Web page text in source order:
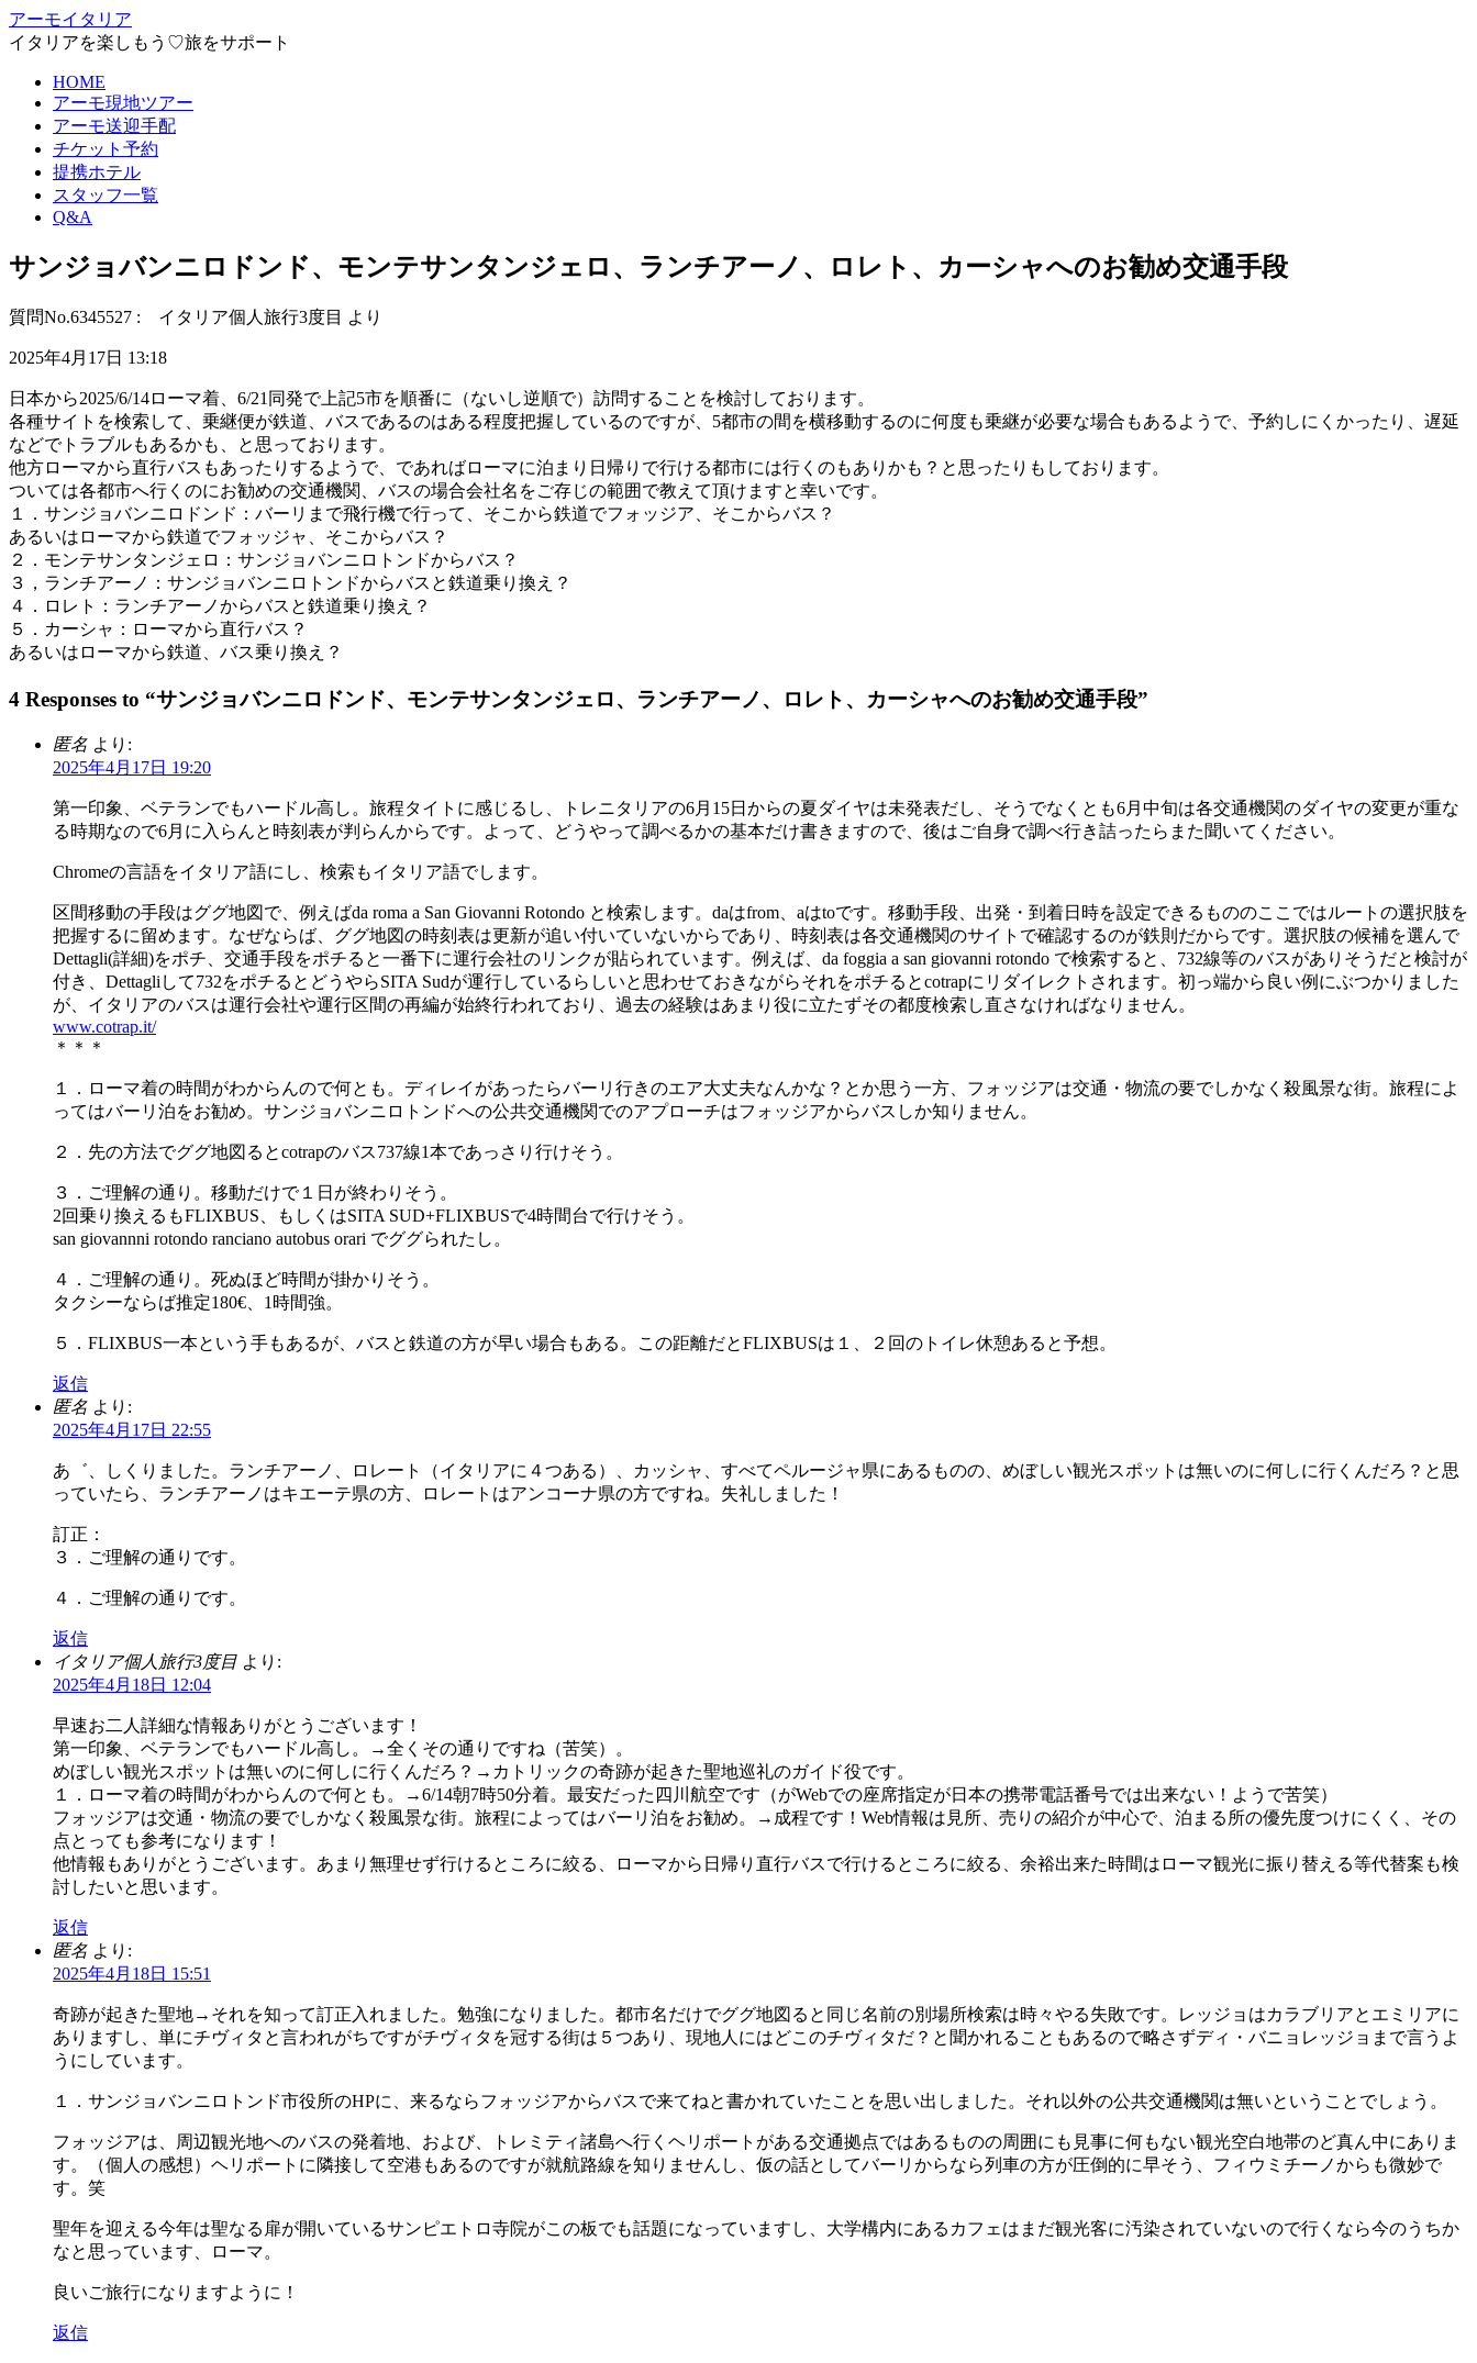
アーモイタリア
イタリアを楽しもう♡旅をサポート
HOME
アーモ現地ツアー
アーモ送迎手配
チケット予約
提携ホテル
スタッフ一覧
Q&A
サンジョバンニロドンド、モンテサンタンジェロ、ランチアーノ、ロレト、カーシャへのお勧め交通手段
質問No.6345527 : イタリア個人旅行3度目 より
2025年4月17日 13:18
日本から2025/6/14ローマ着、6/21同発で上記5市を順番に（ないし逆順で）訪問することを検討しております。
各種サイトを検索して、乗継便が鉄道、バスであるのはある程度把握しているのですが、5都市の間を横移動するのに何度も乗継が必要な場合もあるようで、予約しにくかったり、遅延
などでトラブルもあるかも、と思っております。
他方ローマから直行バスもあったりするようで、であればローマに泊まり日帰りで行ける都市には行くのもありかも？と思ったりもしております。
ついては各都市へ行くのにお勧めの交通機関、バスの場合会社名をご存じの範囲で教えて頂けますと幸いです。
１．サンジョバンニロドンド：バーリまで飛行機で行って、そこから鉄道でフォッジア、そこからバス？
あるいはローマから鉄道でフォッジャ、そこからバス？
２．モンテサンタンジェロ：サンジョバンニロトンドからバス？
３，ランチアーノ：サンジョバンニロトンドからバスと鉄道乗り換え？
４．ロレト：ランチアーノからバスと鉄道乗り換え？
５．カーシャ：ローマから直行バス？
あるいはローマから鉄道、バス乗り換え？
4 Responses to “サンジョバンニロドンド、モンテサンタンジェロ、ランチアーノ、ロレト、カーシャへのお勧め交通手段”
匿名 より:
2025年4月17日 19:20
第一印象、ベテランでもハードル高し。旅程タイトに感じるし、トレニタリアの6月15日からの夏ダイヤは未発表だし、そうでなくとも6月中旬は各交通機関のダイヤの変更が重な
る時期なので6月に入らんと時刻表が判らんからです。よって、どうやって調べるかの基本だけ書きますので、後はご自身で調べ行き詰ったらまた聞いてください。
Chromeの言語をイタリア語にし、検索もイタリア語でします。
区間移動の手段はググ地図で、例えばda roma a San Giovanni Rotondo と検索します。daはfrom、aはtoです。移動手段、出発・到着日時を設定できるもののここではルートの選択肢を
把握するに留めます。なぜならば、ググ地図の時刻表は更新が追い付いていないからであり、時刻表は各交通機関のサイトで確認するのが鉄則だからです。選択肢の候補を選んで
Dettagli(詳細)をポチ、交通手段をポチると一番下に運行会社のリンクが貼られています。例えば、da foggia a san giovanni rotondo で検索すると、732線等のバスがありそうだと検討が
付き、Dettagliして732をポチるとどうやらSITA Sudが運行しているらしいと思わせておきながらそれをポチるとcotrapにリダイレクトされます。初っ端から良い例にぶつかりました
が、イタリアのバスは運行会社や運行区間の再編が始終行われており、過去の経験はあまり役に立たずその都度検索し直さなければなりません。
www.cotrap.it/
＊＊＊
１．ローマ着の時間がわからんので何とも。ディレイがあったらバーリ行きのエア大丈夫なんかな？とか思う一方、フォッジアは交通・物流の要でしかなく殺風景な街。旅程によ
ってはバーリ泊をお勧め。サンジョバンニロトンドへの公共交通機関でのアプローチはフォッジアからバスしか知りません。
２．先の方法でググ地図るとcotrapのバス737線1本であっさり行けそう。
３．ご理解の通り。移動だけで１日が終わりそう。
2回乗り換えるもFLIXBUS、もしくはSITA SUD+FLIXBUSで4時間台で行けそう。
san giovannni rotondo ranciano autobus orari でググられたし。
４．ご理解の通り。死ぬほど時間が掛かりそう。
タクシーならば推定180€、1時間強。
５．FLIXBUS一本という手もあるが、バスと鉄道の方が早い場合もある。この距離だとFLIXBUSは１、２回のトイレ休憩あると予想。
返信
匿名 より:
2025年4月17日 22:55
あ゛、しくりました。ランチアーノ、ロレート（イタリアに４つある）、カッシャ、すべてペルージャ県にあるものの、めぼしい観光スポットは無いのに何しに行くんだろ？と思
っていたら、ランチアーノはキエーテ県の方、ロレートはアンコーナ県の方ですね。失礼しました！
訂正：
３．ご理解の通りです。
４．ご理解の通りです。
返信
イタリア個人旅行3度目 より:
2025年4月18日 12:04
早速お二人詳細な情報ありがとうございます！
第一印象、ベテランでもハードル高し。→全くその通りですね（苦笑）。
めぼしい観光スポットは無いのに何しに行くんだろ？→カトリックの奇跡が起きた聖地巡礼のガイド役です。
１．ローマ着の時間がわからんので何とも。→6/14朝7時50分着。最安だった四川航空です（がWebでの座席指定が日本の携帯電話番号では出来ない！ようで苦笑）
フォッジアは交通・物流の要でしかなく殺風景な街。旅程によってはバーリ泊をお勧め。→成程です！Web情報は見所、売りの紹介が中心で、泊まる所の優先度つけにくく、その
点とっても参考になります！
他情報もありがとうございます。あまり無理せず行けるところに絞る、ローマから日帰り直行バスで行けるところに絞る、余裕出来た時間はローマ観光に振り替える等代替案も検
討したいと思います。
返信
匿名 より:
2025年4月18日 15:51
奇跡が起きた聖地→それを知って訂正入れました。勉強になりました。都市名だけでググ地図ると同じ名前の別場所検索は時々やる失敗です。レッジョはカラブリアとエミリアに
ありますし、単にチヴィタと言われがちですがチヴィタを冠する街は５つあり、現地人にはどこのチヴィタだ？と聞かれることもあるので略さずディ・バニョレッジョまで言うよ
うにしています。
１．サンジョバンニロトンド市役所のHPに、来るならフォッジアからバスで来てねと書かれていたことを思い出しました。それ以外の公共交通機関は無いということでしょう。
フォッジアは、周辺観光地へのバスの発着地、および、トレミティ諸島へ行くヘリポートがある交通拠点ではあるものの周囲にも見事に何もない観光空白地帯のど真ん中にありま
す。（個人の感想）ヘリポートに隣接して空港もあるのですが就航路線を知りませんし、仮の話としてバーリからなら列車の方が圧倒的に早そう、フィウミチーノからも微妙で
す。笑
聖年を迎える今年は聖なる扉が開いているサンピエトロ寺院がこの板でも話題になっていますし、大学構内にあるカフェはまだ観光客に汚染されていないので行くなら今のうちか
なと思っています、ローマ。
良いご旅行になりますように！
返信